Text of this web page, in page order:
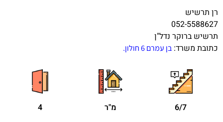
רן תרשיש
052-5588627
תרשיש ברוקר נדל"ן
כתובת משרד: בן עמרם 6 חולון .
4 מ"ר 6/7